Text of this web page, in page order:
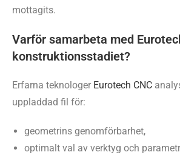
mottagits.
Varför samarbeta med
konstruktionsstadiet?
Erfarna teknologer Eurotech CNC
uppladdad fil för:
geometrins genomförbarhet,
optimalt val av verktyg och